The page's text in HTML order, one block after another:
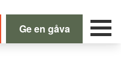
Ge en gåva